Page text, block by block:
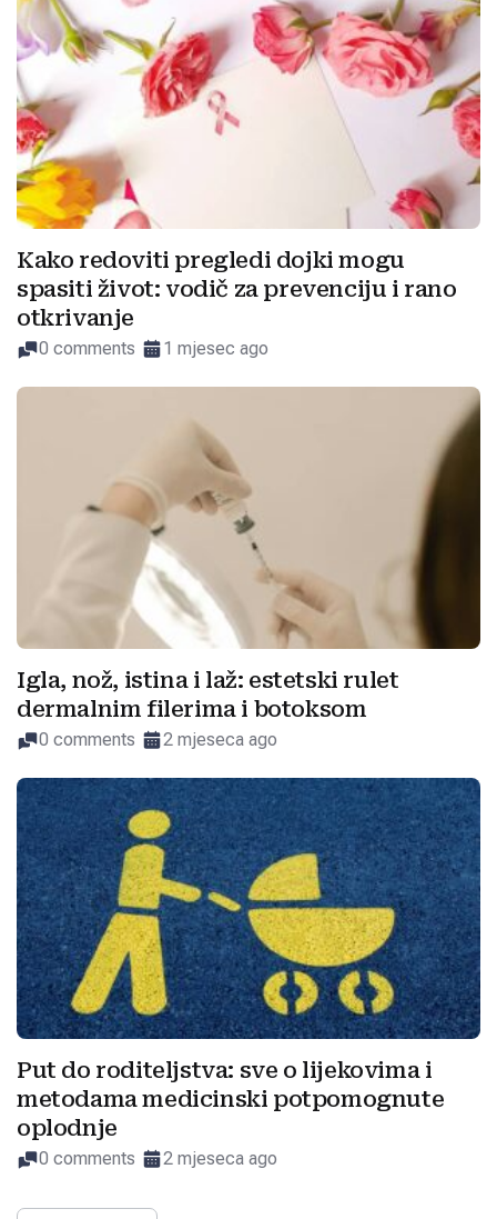
Kako redoviti pregledi dojki mogu
spasiti život: vodič za prevenciju i rano
otkrivanje
0 comments 1 mjesec ago
Igla, nož, istina i laž: estetski rulet
dermalnim filerima i botoksom
0 comments 2 mjeseca ago
Put do roditeljstva: sve o lijekovima i
metodama medicinski potpomognute
oplodnje
0 comments 2 mjeseca ago